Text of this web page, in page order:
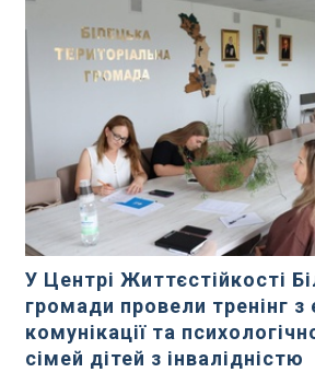
У Центрі Життєстійкості
громади провели тренінг з
комунікації та
сімей дітей з інвалідністю